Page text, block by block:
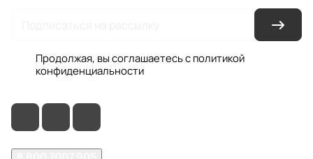
Продолжая, вы соглашаетесь с политикой
конфиденциальности